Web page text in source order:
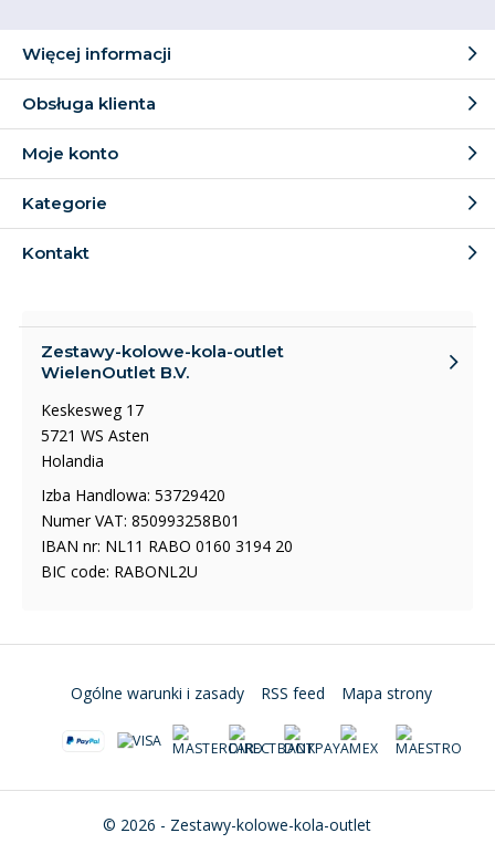
Więcej informacji
Obsługa klienta
Moje konto
Kategorie
Kontakt
Zestawy-kolowe-kola-outlet
WielenOutlet B.V.
Keskesweg 17
5721 WS Asten
Holandia
Izba Handlowa: 53729420
Numer VAT: 850993258B01
IBAN nr: NL11 RABO 0160 3194 20
BIC code: RABONL2U
© 2026 - Zestawy-kolowe-kola-outlet
Ogólne warunki i zasady RSS feed Mapa strony